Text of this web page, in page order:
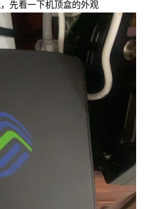
先看一下机顶盒的外观